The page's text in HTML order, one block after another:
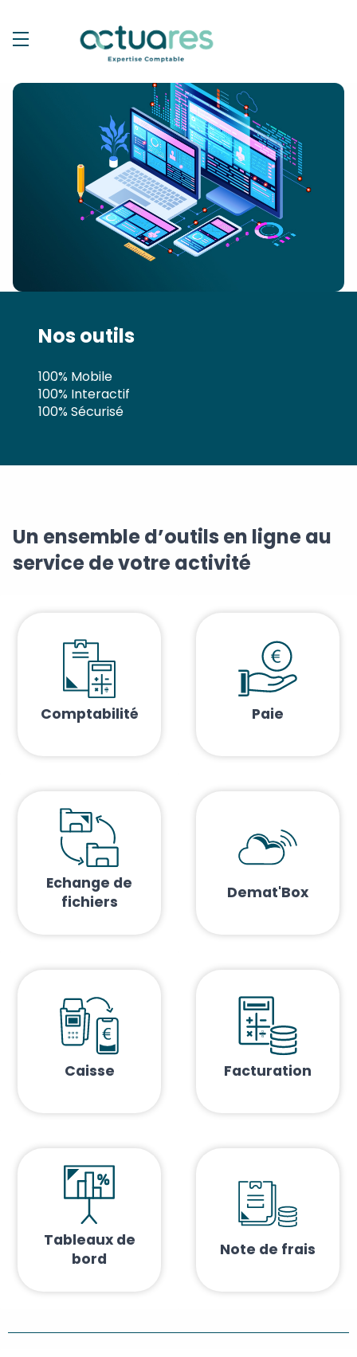
Nos outils
100% Mobile
100% Interactif
100% Sécurisé
Un ensemble d’outils en ligne au
service de votre activité
Comptabilité Paie
Echange de
fichiers
Demat'Box
Caisse Facturation
Tableaux de
bord
Note de frais